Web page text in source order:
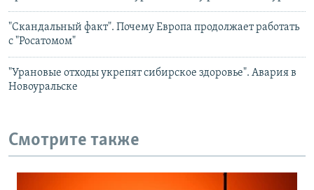
"Скандальный факт". Почему Европа продолжает работать
с "Росатомом"
"Урановые отходы укрепят сибирское здоровье". Авария в
Новоуральске
Смотрите также